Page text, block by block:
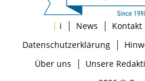
| i | News | Kontakt
Datenschutzerklärung|
Über uns | Unsere